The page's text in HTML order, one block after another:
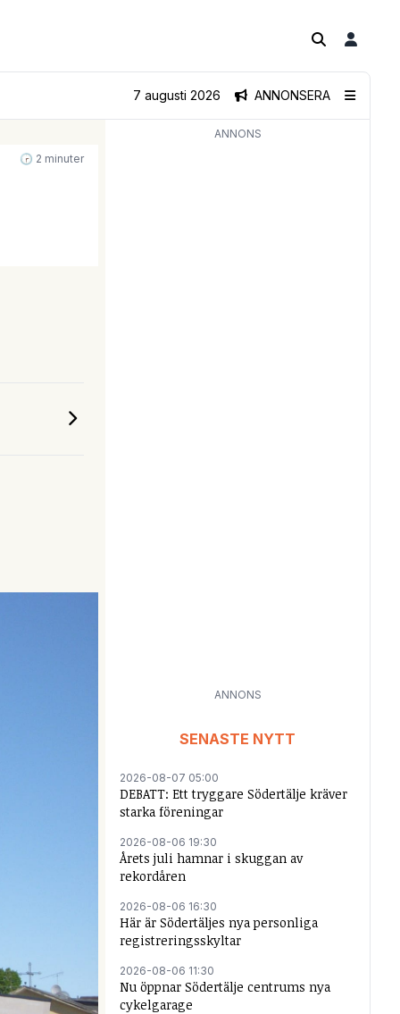
ANNONSERA
7 augusti 2026
🕝 2 minuter
ANNONS
ANNONS
SENASTE NYTT
2026-08-07 05:00
DEBATT: Ett tryggare Södertälje kräver
starka föreningar
2026-08-06 19:30
Årets juli hamnar i skuggan av
rekordåren
2026-08-06 16:30
Här är Södertäljes nya personliga
registreringsskyltar
2026-08-06 11:30
Nu öppnar Södertälje centrums nya
cykelgarage